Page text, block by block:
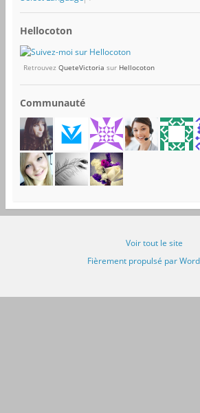
Hellocoton
Retrouvez QueteVictoria sur Hellocoton
Communauté
Voir tout le site
Fièrement propulsé par